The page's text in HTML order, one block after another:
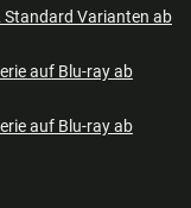
Standard Varianten ab
auf Blu-ray ab
auf Blu-ray ab